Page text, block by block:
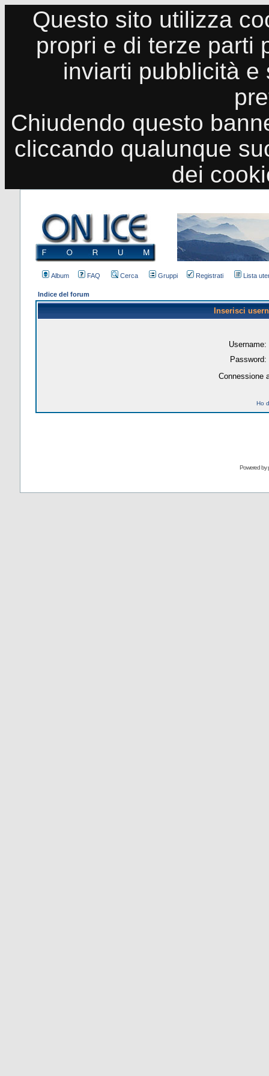
Questo sito utilizza
propri e di terze parti
inviarti pubblicità
Chiudendo questo
cliccando qualunque
dei
Album FAQ Cerca Gruppi Registrati Lista
Indice del forum
Inserisci
Username:
Password:
Connessione
Ho
Powered by